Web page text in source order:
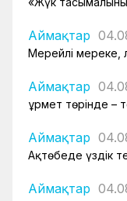
Аймақтар
Мерейлі мереке,
Аймақтар
Құрмет төрінде –
Аймақтар
Ақтөбеде үздік
Аймақтар